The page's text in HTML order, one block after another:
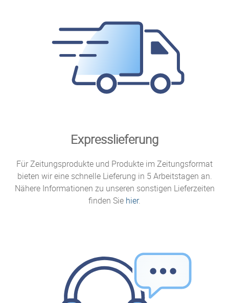
Expresslieferung
Für Zeitungsprodukte und Produkte im Zeitungsformat
bieten wir eine schnelle Lieferung in 5 Arbeitstagen an.
Nähere Informationen zu unseren sonstigen Lieferzeiten
finden Sie hier.